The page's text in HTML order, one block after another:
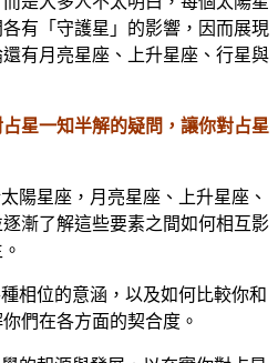
有「守護星」的影響，因而展現
有月亮星座、上升星座、行星與
星一知半解的疑問，讓你對占星
陽星座，月亮星座、上升星座、
漸了解這些要素之間如何相互影
相位的意涵，以及如何比較你和
們在各方面的契合度。